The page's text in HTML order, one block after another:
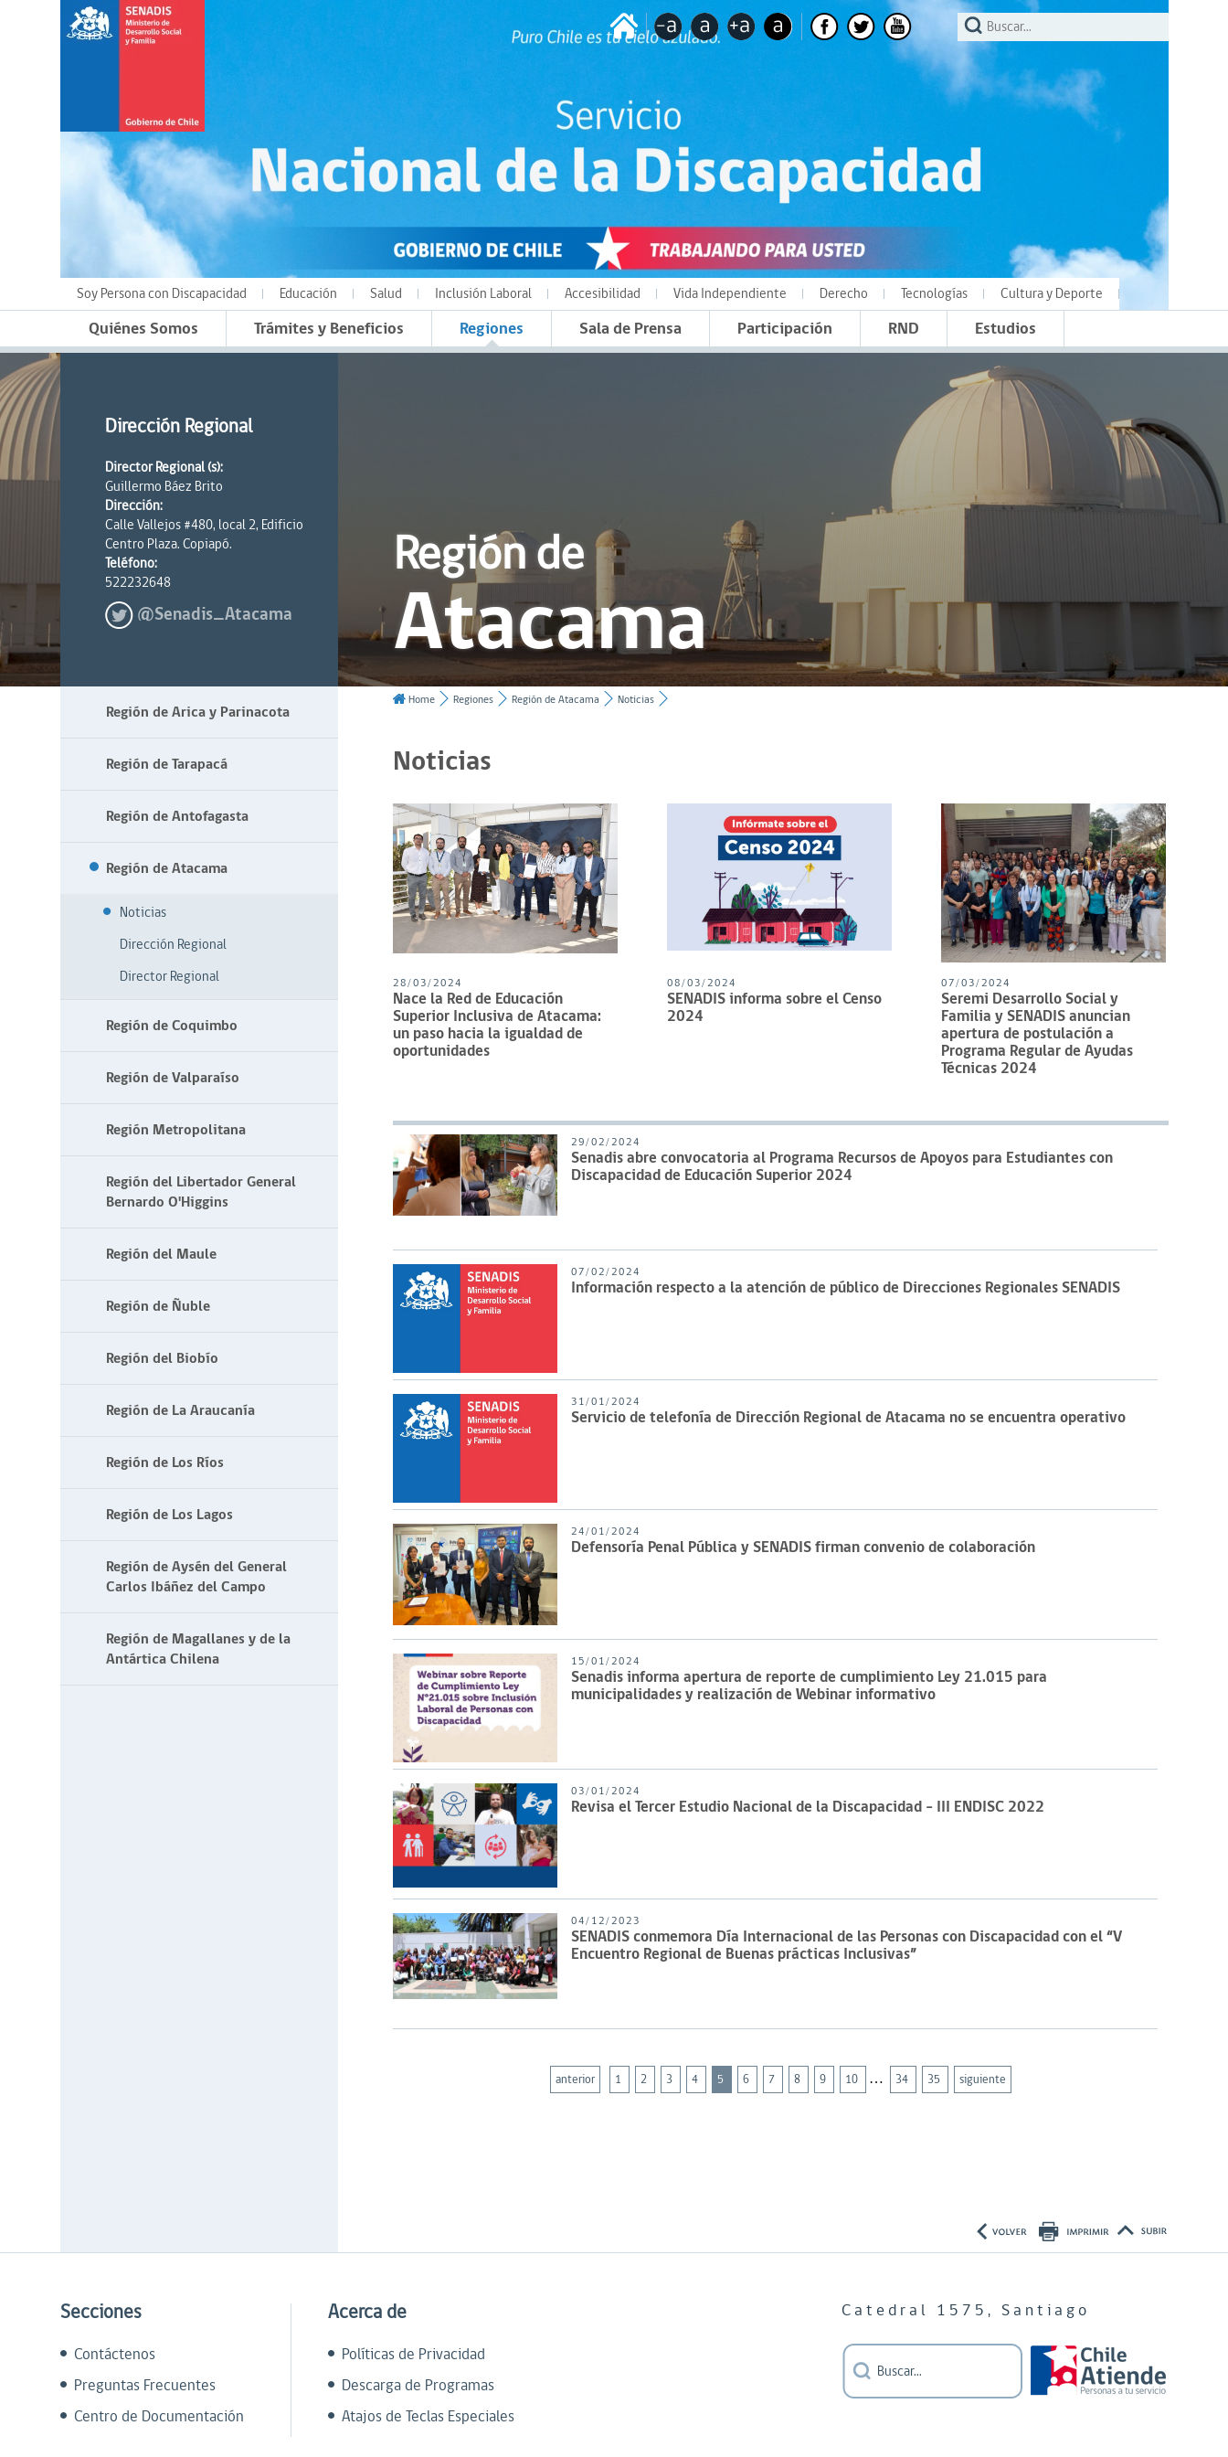
Soy Persona con Discapacidad Educación Salud Inclusión Laboral Accesibilidad Vida Independiente Derecho Tecnologías Cultura y Deporte
Quiénes Somos Trámites y Beneficios Regiones Sala de Prensa Participación RND Estudios
Dirección Regional
Director Regional (s):
Guillermo Báez Brito
Dirección:
Calle Vallejos #480, local 2, Edificio
Centro Plaza. Copiapó.
Teléfono:
522232648
@Senadis_Atacama
Región de
Atacama
Región de Arica y Parinacota
Región de Tarapacá
Región de Antofagasta
Región de Atacama
Noticias
Dirección Regional
Director Regional
Región de Coquimbo
Región de Valparaíso
Región Metropolitana
Región del Libertador General
Bernardo O'Higgins
Región del Maule
Región de Ñuble
Región del Biobío
Región de La Araucanía
Región de Los Ríos
Región de Los Lagos
Región de Aysén del General
Carlos Ibáñez del Campo
Región de Magallanes y de la
Antártica Chilena
Home Regiones Región de Atacama Noticias
Noticias
28/03/2024
Nace la Red de Educación
Superior Inclusiva de Atacama:
un paso hacia la igualdad de
oportunidades
08/03/2024
SENADIS informa sobre el Censo
2024
07/03/2024
Seremi Desarrollo Social y
Familia y SENADIS anuncian
apertura de postulación a
Programa Regular de Ayudas
Técnicas 2024
29/02/2024
Senadis abre convocatoria al Programa Recursos de Apoyos para Estudiantes con
Discapacidad de Educación Superior 2024
07/02/2024
Información respecto a la atención de público de Direcciones Regionales SENADIS
31/01/2024
Servicio de telefonía de Dirección Regional de Atacama no se encuentra operativo
24/01/2024
Defensoría Penal Pública y SENADIS firman convenio de colaboración
15/01/2024
Senadis informa apertura de reporte de cumplimiento Ley 21.015 para
municipalidades y realización de Webinar informativo
03/01/2024
Revisa el Tercer Estudio Nacional de la Discapacidad – III ENDISC 2022
04/12/2023
SENADIS conmemora Día Internacional de las Personas con Discapacidad con el “V
Encuentro Regional de Buenas prácticas Inclusivas”
anterior 1 2 3 4 5 6 7 8 9 10 … 34 35 siguiente
Secciones
Contáctenos
Preguntas Frecuentes
Centro de Documentación
Acerca de
Políticas de Privacidad
Descarga de Programas
Atajos de Teclas Especiales
Catedral 1575, Santiago